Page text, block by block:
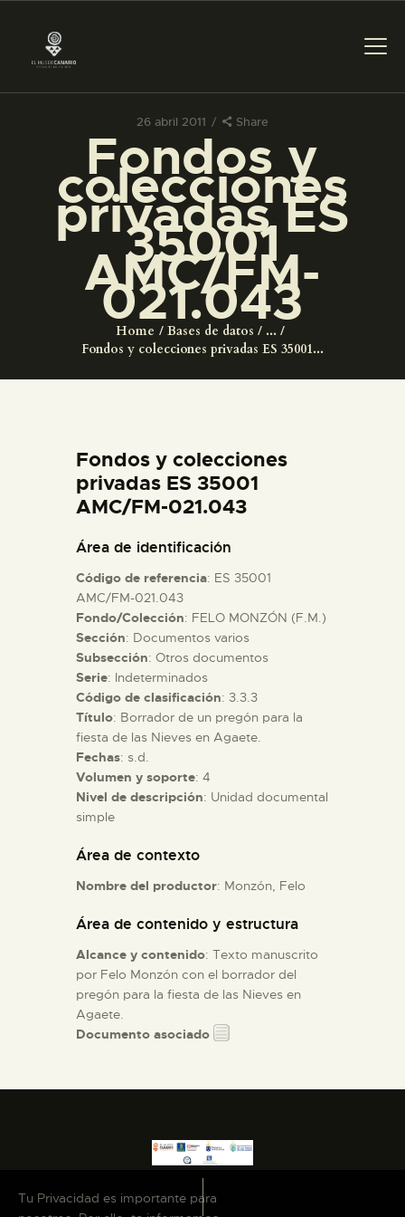
26 abril 2011 Share
Fondos y
colecciones
privadas ES
35001
AMC/FM-
021.043
Home Bases de datos
...
Fondos y colecciones privadas ES 35001...
PREPARAR LA VISITA
ACTIVIDADES
█
EL MUSEO
ESPAÑOL
ACTIVIDADES
█
EL MUSEO
COLECCIONES
DIDÁCTICA
ESPAÑOL
Fondos y colecciones
privadas ES 35001
AMC/FM-021.043
Área de identificación
Código de referencia: ES 35001
AMC/FM-021.043
Fondo/Colección: FELO MONZÓN (F.M.)
Sección: Documentos varios
Subsección: Otros documentos
Serie: Indeterminados
Código de clasificación: 3.3.3
Título: Borrador de un pregón para la
fiesta de las Nieves en Agaete.
Fechas: s.d.
Volumen y soporte: 4
Nivel de descripción: Unidad documental
simple
Área de contexto
Nombre del productor: Monzón, Felo
Área de contenido y estructura
Alcance y contenido: Texto manuscrito
por Felo Monzón con el borrador del
pregón para la fiesta de las Nieves en
Agaete.
Documento asociado
Tu Privacidad es importante para